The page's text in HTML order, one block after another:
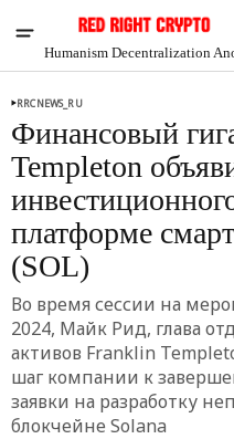
Humanism Decentralization
Chia
$1.42
RRCNEWS_RU
Финансовый
Templeton
платформе
(SOL)
Во время сессии на
2024, Майк Рид, глава
активов Franklin
шаг компании к
заявки на разработку
блокчейне Solana